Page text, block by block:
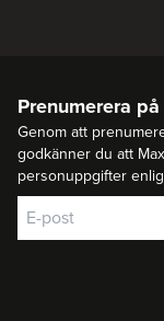
Prenumerera
Genom att
godkänner du att
personuppgifter